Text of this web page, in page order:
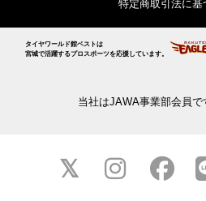
特定商取引法に基
タイヤワールド館ベストは
宮城で活躍するプロスポーツを応援しています。
当社はJAWA事業部会員で